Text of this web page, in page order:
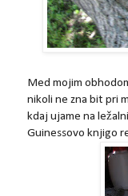
Med mojim
nikoli ne zna bit pri
kdaj ujame na
Guinessovo knjigo